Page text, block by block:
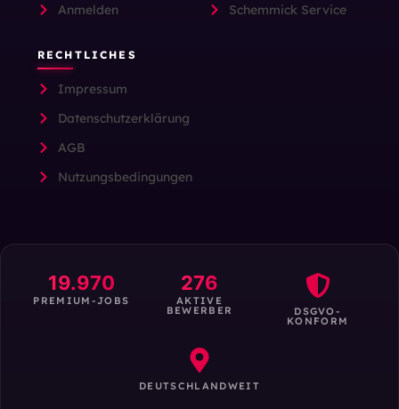
Anmelden
Schemmick Service
RECHTLICHES
Impressum
Datenschutzerklärung
AGB
Nutzungsbedingungen
19.970
PREMIUM-JOBS
276
AKTIVE
BEWERBER DSGVO-
KONFORM
DEUTSCHLANDWEIT